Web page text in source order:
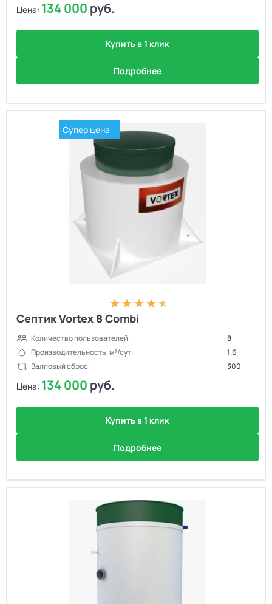
Цена: 134 000 руб.
Купить в 1 клик
Подробнее
Супер цена
Септик Vortex 8 Combi
Количество пользователей:
8
Производительность, м³/сут:
1.6
Залповый сброс:
300
Цена: 134 000 руб.
Купить в 1 клик
Подробнее